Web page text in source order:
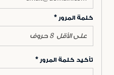
كلمة المرور
تأكيد كلمة المرور